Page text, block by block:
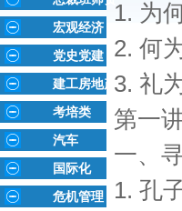
宏观经济
党史党建
建工房地产
考培类
汽车
国际化
危机管理
1. 为
2. 何
3. 礼
第一
一、
1. 孔